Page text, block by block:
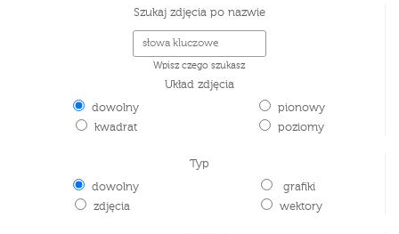
Szukaj zdjęcia po nazwie
Wpisz czego szukasz
Układ zdjęcia
dowolny
kwadrat
pionowy
poziomy
Typ
dowolny
zdjęcia
grafiki
wektory